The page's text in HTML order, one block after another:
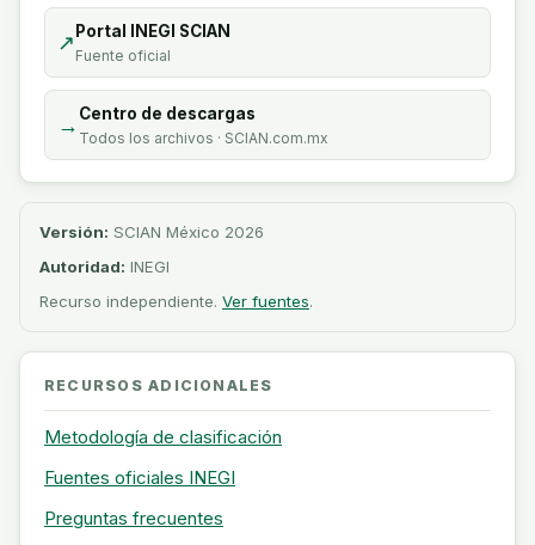
↗ Portal INEGI SCIAN
Fuente oficial
→ Centro de descargas
Todos los archivos · SCIAN.com.mx
Versión: SCIAN México 2026
Autoridad: INEGI
Recurso independiente. Ver fuentes.
RECURSOS ADICIONALES
Metodología de clasificación
Fuentes oficiales INEGI
Preguntas frecuentes